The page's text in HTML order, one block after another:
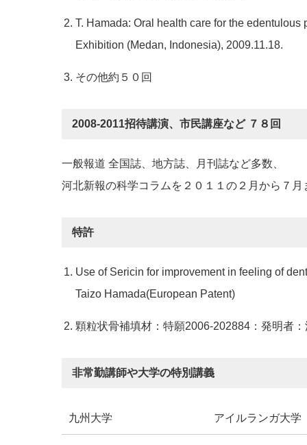
T. Hamada: Oral health care for the
Exhibition (Medan, Indonesia), 2009.11.18.
その他約５０回
2008-2011招待講演、市民講座など ７８回
一般報道 全国誌、地方誌、月刊誌など多数、
河北新報の科学コラムを２０１１の２月から７
特許
Use of Sericin for improvement in feeling of
Taizo Hamada(European Patent)
顆粒状骨補填材：特願2006-202884：発明者
非常勤講師や大学の特別講義
九州大学 アイルランガ大学